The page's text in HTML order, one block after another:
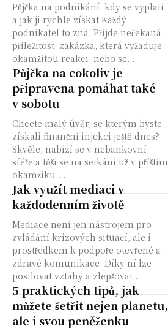
Půjčka na podnikání: kdy se vyplatí
a jak ji rychle získat Každý
podnikatel to zná. Přijde nečekaná
příležitost, zakázka, která vyžaduje
okamžitou reakci, nebo se...
Půjčka na cokoliv je
připravena pomáhat také
v sobotu
Chcete malý úvěr, se kterým byste
získali finanční injekci ještě dnes?
Skvěle, nabízí se v nebankovní
sféře a těší se na setkání už v příštím
okamžiku....
Jak využít mediaci v
každodenním životě
Mediace není jen nástrojem pro
zvládání krizových situací, ale i
prostředkem k podpoře otevřené a
zdravé komunikace. Díky ní lze
posilovat vztahy a zlepšovat...
5 praktických tipů, jak
můžete šetřit nejen planetu,
ale i svou peněženku